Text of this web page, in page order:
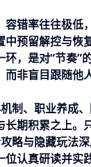
容错率往往极低
预留解控与恢
环，是对“节奏”
非盲目跟随他
制、职业养成
长期积累之上。
攻略与隐藏玩法
位认真研读并实